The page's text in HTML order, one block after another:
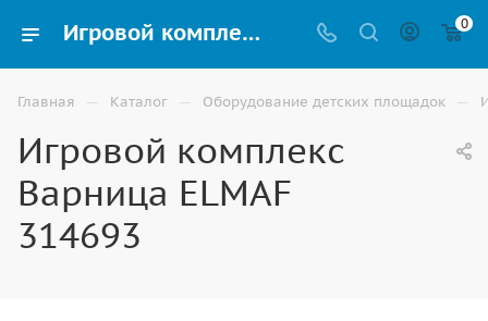
Игровой комплекс Варница ELMAF 314693 купить для улицы в Волгограде 0
Главная — Каталог — Оборудование детских площадок —
Игровой комплекс
Варница ELMAF
314693